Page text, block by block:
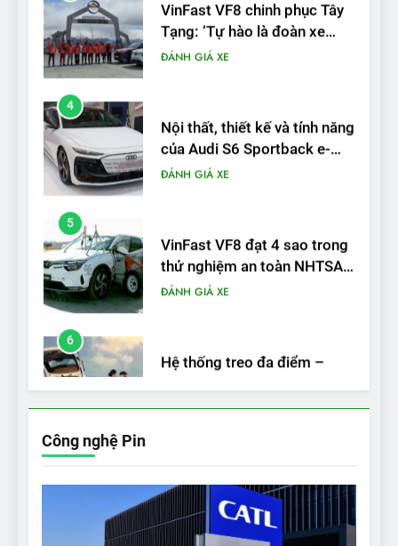
bánh tại Trung Quốc’
4
Nội thất, thiết kế và tính năng
5
VinFast VF8 đạt 4 sao trong
6
Hệ thống treo đa điểm –
7
Lái thử VF6: Khách hàng
Bài kiểm tra của Mỹ về đối
Công nghệ Pin